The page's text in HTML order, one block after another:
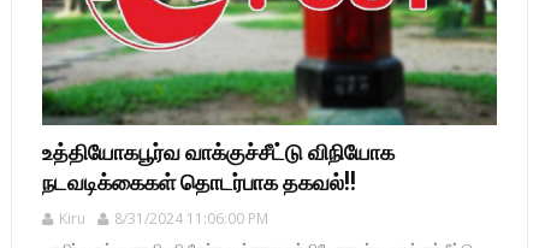
உத்தியோகபூர்வ வாக்குச்சீட்டு விநியோக
நடவடிக்கைகள் தொடர்பாக தகவல்!!
Kiru 8/31/2024 11:06:00 PM